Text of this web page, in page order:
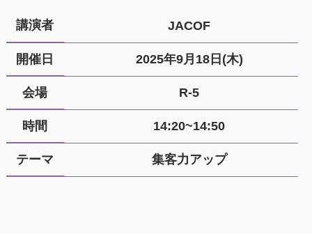
講演者 JACOF
開催日 2025年9月18日(木)
会場 R-5
時間 14:20~14:50
テーマ 集客力アップ